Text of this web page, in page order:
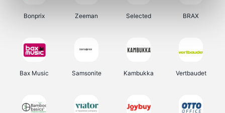
Bonprix Zeeman Selected BRAX
Bax Music Samsonite Kambukka Vertbaudet